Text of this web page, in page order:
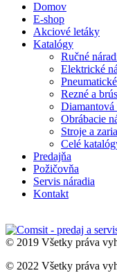
Domov
E-shop
Akciové letáky
Katalógy
Ručné
Elektrické
Rezné a
Diamantová
Obrábacie
Stroje a
Celé
Predajňa
Požičovňa
Servis náradia
Kontakt
© 2019 Všetky práva
© 2022 Všetky práva